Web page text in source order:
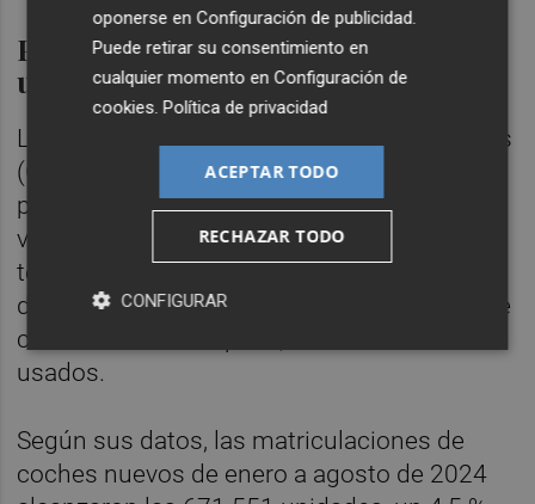
Por cada nuevo, se venden dos
usados
Los distribuidores oficiales e independientes
(Ganvam), junto a Faconauto, publicaron el
pasado 11 de septiembre el acumulado de
ventas del mercado de turismos y
todoterrenos hasta agosto, con lo que
detallaron que, por cada coche nuevo que se
comercializa en España, se venden dos
usados.
Según sus datos, las matriculaciones de
coches nuevos de enero a agosto de 2024
oponerse enConfiguración de publicidad.
Puede retirar su consentimiento en
cualquier momento enConfiguración de
cookies.Política de privacidad
ACEPTAR TODO
RECHAZAR TODO
CONFIGURAR